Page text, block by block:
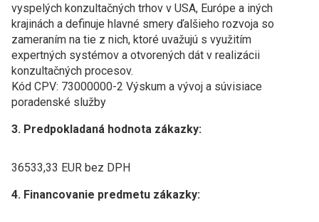
vyspelých konzultačných trhov v USA, Európe a iných
krajinách a definuje hlavné smery ďalšieho rozvoja so
zameraním na tie z nich, ktoré uvažujú s využitím
expertných systémov a otvorených dát v realizácii
konzultačných procesov.
Kód CPV: 73000000-2 Výskum a vývoj a súvisiace
poradenské služby
3. Predpokladaná hodnota zákazky:
36533,33 EUR bez DPH
4. Financovanie predmetu zákazky: